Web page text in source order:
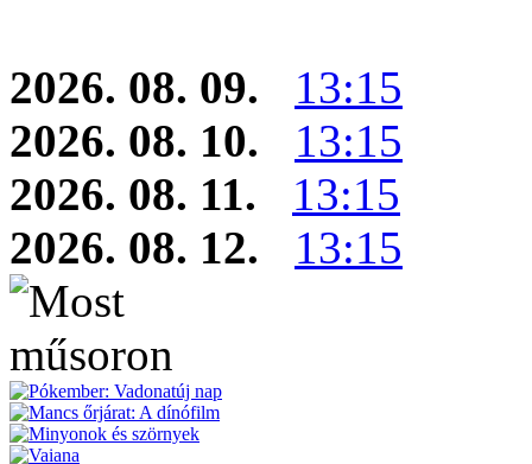
2026. 08. 09.
13:15
2026. 08. 10.
13:15
2026. 08. 11.
13:15
2026. 08. 12.
13:15